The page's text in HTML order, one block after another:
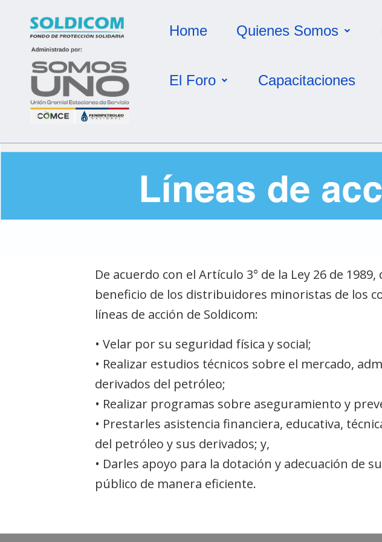
Home Quienes Somos
El Foro Capacitaciones
De acuerdo con el Artículo 3° de la Ley 26 de
beneficio de los distribuidores minoristas de los
líneas de acción de Soldicom:
• Velar por su seguridad física y social;
• Realizar estudios técnicos sobre el mercado,
derivados del petróleo;
• Realizar programas sobre aseguramiento y
• Prestarles asistencia financiera, educativa,
del petróleo y sus derivados; y,
• Darles apoyo para la dotación y adecuación de
público de manera eficiente.